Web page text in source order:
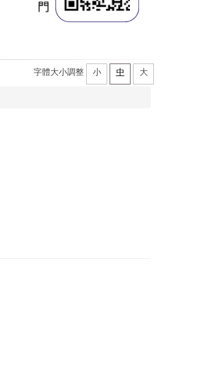
字體大小調整 小 中 大